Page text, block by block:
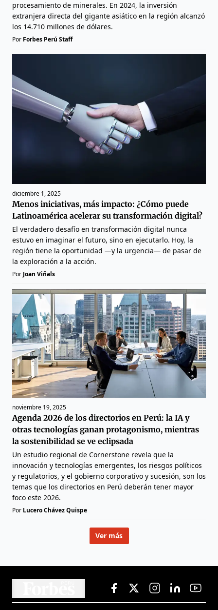
procesamiento de minerales. En 2024, la inversión
extranjera directa del gigante asiático en la región alcanzó
los 14.710 millones de dólares.
Por Forbes Perú Staff
diciembre 1, 2025
Menos iniciativas, más impacto: ¿Cómo puede
Latinoamérica acelerar su transformación digital?
El verdadero desafío en transformación digital nunca
estuvo en imaginar el futuro, sino en ejecutarlo. Hoy, la
región tiene la oportunidad —y la urgencia— de pasar de
la exploración a la acción.
Por Joan Viñals
noviembre 19, 2025
Agenda 2026 de los directorios en Perú: la IA y
otras tecnologías ganan protagonismo, mientras
la sostenibilidad se ve eclipsada
Un estudio regional de Cornerstone revela que la
innovación y tecnologías emergentes, los riesgos políticos
y regulatorios, y el gobierno corporativo y sucesión, son los
temas que los directorios en Perú deberán tener mayor
foco este 2026.
Por Lucero Chávez Quispe
Ver más